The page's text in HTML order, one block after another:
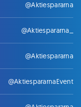
@Aktiespararna
@Aktiespararna_
@Aktiespararna
@AktiespararnaEvent